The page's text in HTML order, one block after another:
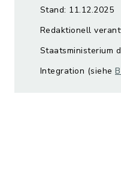
Stand: 11.12.2025
Redaktionell
Staatsministerium
Integration (siehe